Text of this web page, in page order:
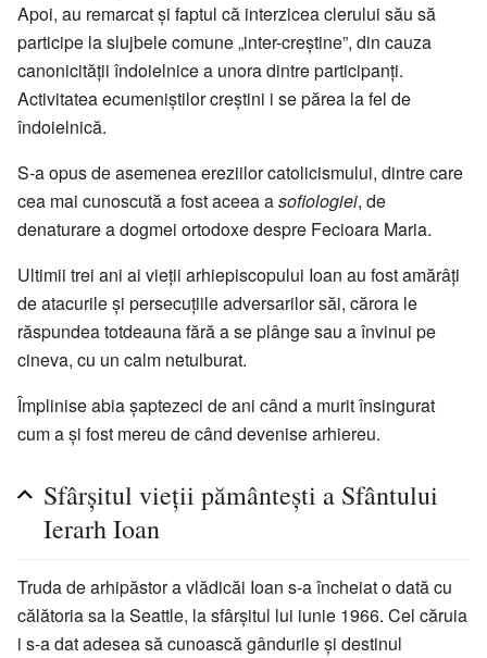
Apoi, au remarcat și faptul că interzicea clerului său să
participe la slujbele comune „inter-creștine”, din cauza
canonicității îndoielnice a unora dintre participanți.
Activitatea ecumeniștilor creștini i se părea la fel de
îndoielnică.
S-a opus de asemenea ereziilor catolicismului, dintre care
cea mai cunoscută a fost aceea asofiologiei, de
denaturare a dogmei ortodoxe despre Fecioara Maria.
Ultimii trei ani ai vieții arhiepiscopului Ioan au fost amărâți
de atacurile și persecuțiile adversarilor săi, cărora le
răspundea totdeauna fără a se plânge sau a învinui pe
cineva, cu un calm netulburat.
Împlinise abia șaptezeci de ani când a murit însingurat
cum a și fost mereu de când devenise arhiereu.
Sfârșitul vieții pământești a Sfântului
Ierarh Ioan
Truda de arhipăstor a vlădicăi Ioan s-a încheiat o dată cu
călătoria sa la Seattle, la sfârșitul lui iunie 1966. Cel căruia
i s-a dat adesea să cunoască gândurile și destinul